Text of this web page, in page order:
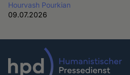
Hourvash Pourkian
09.07.2026